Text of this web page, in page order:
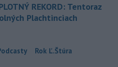
REKORD: Tentoraz
Plachtinciach
Rok Ľ.Štúra